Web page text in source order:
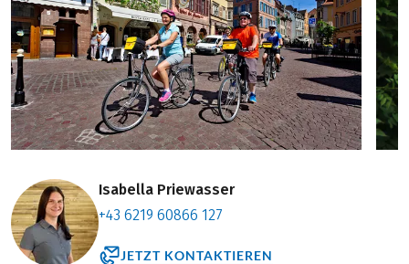
Isabella Priewasser
+43 6219 60866 127
JETZT KONTAKTIEREN